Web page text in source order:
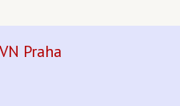
Praha